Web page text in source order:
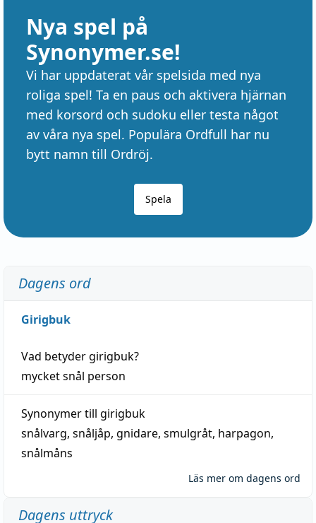
Nya spel på
Synonymer.se!
Vi har uppdaterat vår spelsida med nya
roliga spel! Ta en paus och aktivera hjärnan
med korsord och sudoku eller testa något
av våra nya spel. Populära Ordfull har nu
bytt namn till Ordröj.
Spela
Dagens ord
Girigbuk
Vad betydergirigbuk?
mycketsnål person
Synonymer till girigbuk
snålvarg, snåljåp, gnidare, smulgråt, harpagon,
snålmåns
Läs mer om dagens ord
Dagens uttryck